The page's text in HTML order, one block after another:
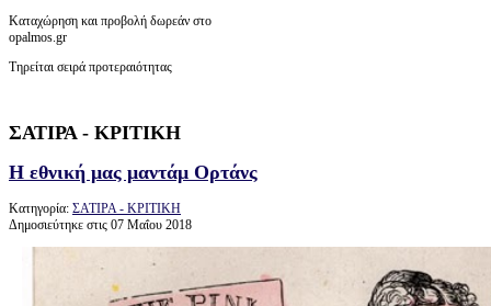
Καταχώρηση και προβολή δωρεάν στο
opalmos.gr
Τηρείται σειρά προτεραιότητας
ΣΑΤΙΡΑ - ΚΡΙΤΙΚΗ
Η εθνική μας μαντάμ Ορτάνς
Κατηγορία: ΣΑΤΙΡΑ - ΚΡΙΤΙΚΗ
Δημοσιεύτηκε στις 07 Μαΐου 2018